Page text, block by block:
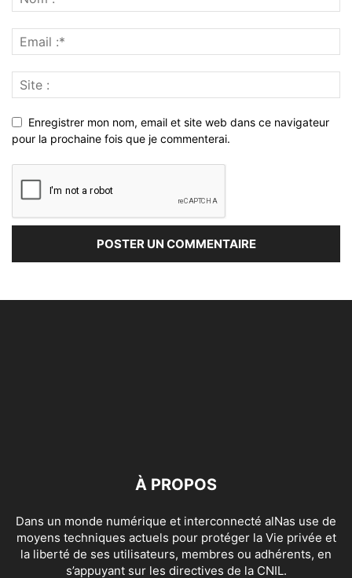
Enregistrer mon nom, email et site web dans ce navigateur
pour la prochaine fois que je commenterai.
s’appuyant sur les directives de la CNIL.
SUIVEZ NOUS